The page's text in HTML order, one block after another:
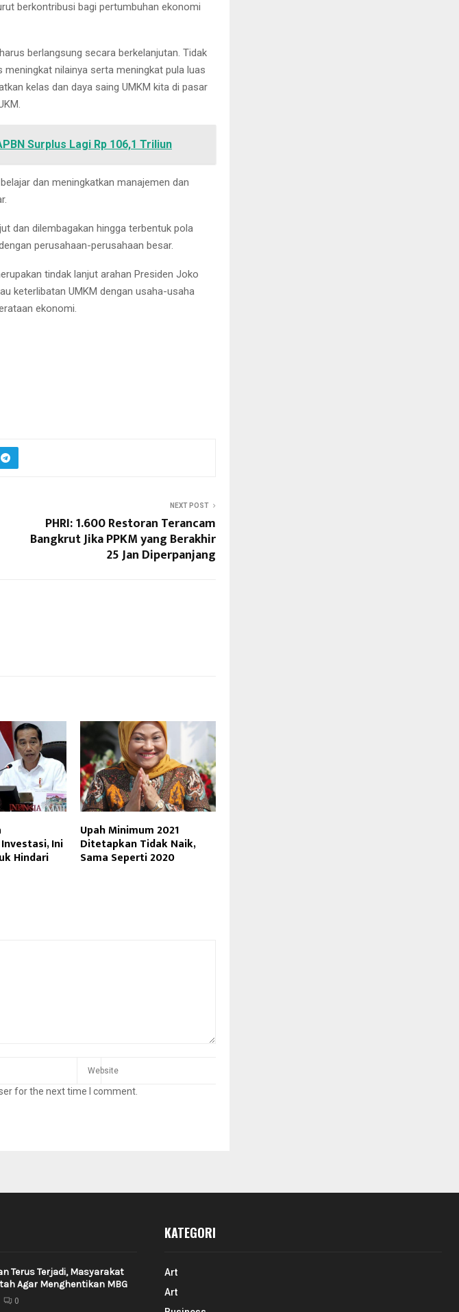
berkontribusi bagi pertumbuhan ekonomi
berlangsung secara berkelanjutan. Tidak
nilainya serta meningkat pula luas
kelas dan daya saing UMKM kita di pasar
Surplus Lagi Rp 106,1 Triliun
dan meningkatkan manajemen dan
dan dilembagakan hingga terbentuk pola
perusahaan-perusahaan besar.
tindak lanjut arahan Presiden Joko
keterlibatan UMKM dengan usaha-usaha
ekonomi.
NEXT POST
PHRI: 1.600 Restoran Terancam
Bangkrut Jika PPKM yang Berakhir
25 Jan Diperpanjang
Ini
Hindari
Upah Minimum 2021
Ditetapkan Tidak Naik,
Sama Seperti 2020
for the next time I comment.
Terus Terjadi, Masyarakat
Agar Menghentikan MBG
0
KATEGORI
Art
Art